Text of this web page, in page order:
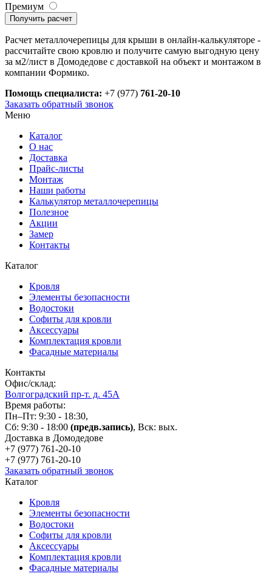
Премиум
Расчет металлочерепицы для крыши в онлайн-калькуляторе -
рассчитайте свою кровлю и получите самую выгодную цену
за м2/лист в Домодедове с доставкой на объект и монтажом в
компании Формико.
Помощь специалиста: +7 (977) 761-20-10
Заказать обратный звонок
Меню
Каталог
О нас
Доставка
Прайс-листы
Монтаж
Наши работы
Калькулятор металлочерепицы
Полезное
Акции
Замер
Контакты
Каталог
Кровля
Элементы безопасности
Водостоки
Софиты для кровли
Аксессуары
Комплектация кровли
Фасадные материалы
Контакты
Офис/склад:
Волгоградский пр-т. д. 45А
Время работы:
Пн–Пт: 9:30 - 18:30,
Сб: 9:30 - 18:00 (предв.запись), Вск: вых.
Доставка в Домодедове
+7 (977) 761-20-10
+7 (977) 761-20-10
Заказать обратный звонок
Каталог
Кровля
Элементы безопасности
Водостоки
Софиты для кровли
Аксессуары
Комплектация кровли
Фасадные материалы